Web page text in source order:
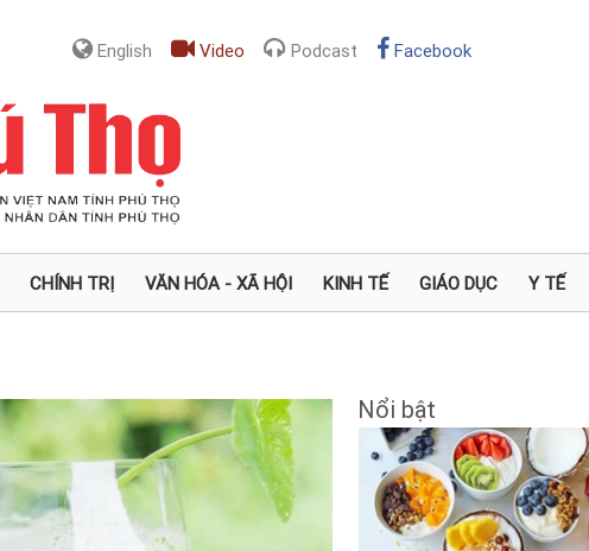
English Video Podcast Facebook
CHÍNH TRỊ VĂN HÓA - XÃ HỘI KINH TẾ GIÁO DỤC Y TẾ
Nổi bật